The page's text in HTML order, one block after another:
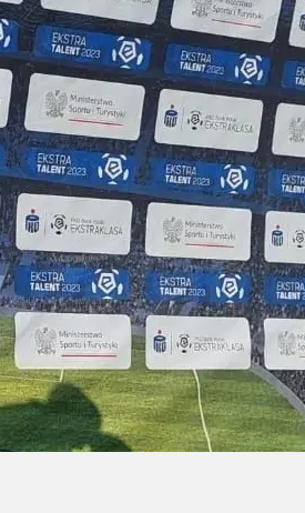
FESTYN
CZAS NA
OBÓZ W
OBÓZ W
VIDEO
OFERTA
WYNIKI